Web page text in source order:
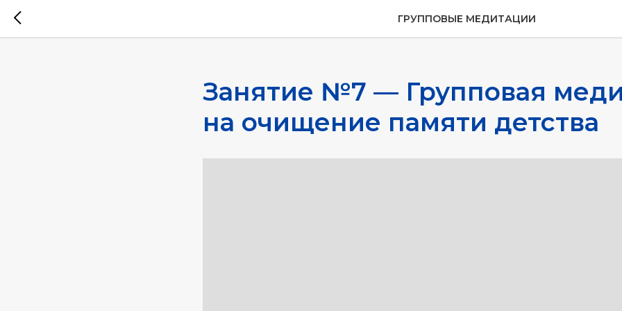
ГРУППОВЫЕ МЕДИТАЦИИ
Занятие №7 — Групповая
на очищение памяти детства